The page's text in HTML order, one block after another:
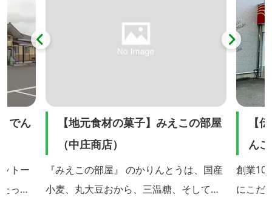
地の代名詞となっていま...
でん
トー
っぷ
【地元食材の菓子】みえこの部屋
（中庄商店）
『みえこの部屋』 のかりんとうは、国産
小麦、丸大豆おから、三温糖、そして
【
ん
創業
にこだ